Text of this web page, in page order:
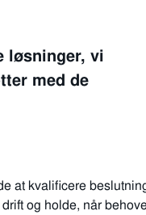
løsninger, vi
med de
at kvalificere
og holde, når